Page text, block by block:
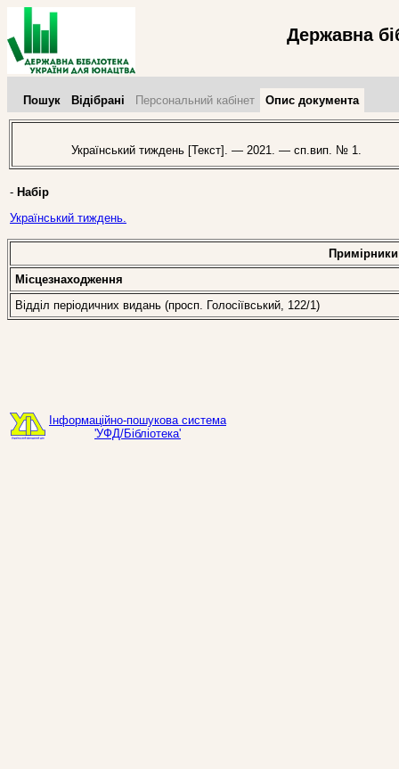
Державна
Пошук Відібрані Персональний кабінет Опис документа
Український тиждень [Текст]. — 2021. — сп.вип. № 1.
- Набір
Український тиждень.
Примірники
Місцезнаходження
Відділ періодичних видань (просп. Голосіївський, 122/1)
Інформаційно-пошукова система
'УФД/Бібліотека'